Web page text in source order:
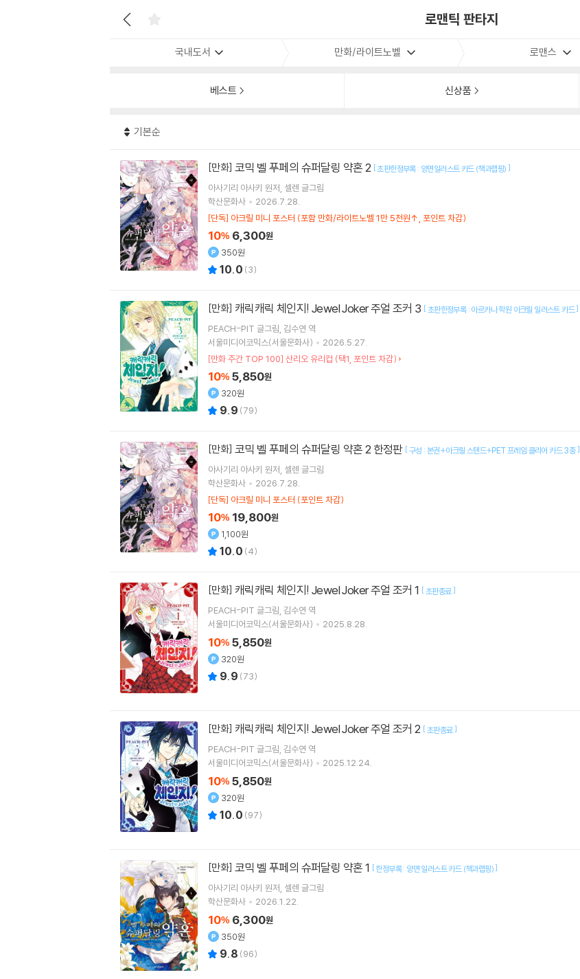
로맨틱 판타지
국내도서 만화/라이트노벨 로맨스
베스트 신상품
기본순
[만화] 코믹 벨 푸페의 슈퍼달링 약혼 2 [초판한정부록 : 양면일러스트 카드 (책과랩핑) ]
아사기리 아사키 원저 셀렌 글그림
학산문화사
2026.7.28.
[단독] 아크릴 미니 포스터 (포함 만화/라이트노벨 1만 5천원↑, 포인트 차감)
10% 6,300원
350원
10.0 (3)
[만화] 캐릭캐릭 체인지! Jewel Joker 주얼 조커 3 [초판한정부록 : 아르카나 학원 아크릴 일러스트 카드]
PEACH-PIT 글그림 김수연 역
서울미디어코믹스(서울문화사)
2026.5.27.
[만화 주간 TOP 100] 산리오 유리컵 (택1, 포인트 차감)
10% 5,850원
320원
9.9 (79)
[만화] 코믹 벨 푸페의 슈퍼달링 약혼 2 한정판 [구성 : 본권+아크릴 스탠드+PET 프레임 클리어 카드 3종]
아사기리 아사키 원저 셀렌 글그림
학산문화사
2026.7.28.
[단독] 아크릴 미니 포스터 (포인트 차감)
10% 19,800원
1,100원
10.0 (4)
[만화] 캐릭캐릭 체인지! Jewel Joker 주얼 조커 1 [초판종료]
PEACH-PIT 글그림 김수연 역
서울미디어코믹스(서울문화사)
2025.8.28.
10% 5,850원
320원
9.9 (73)
[만화] 캐릭캐릭 체인지! Jewel Joker 주얼 조커 2 [초판종료]
PEACH-PIT 글그림 김수연 역
서울미디어코믹스(서울문화사)
2025.12.24.
10% 5,850원
320원
10.0 (97)
[만화] 코믹 벨 푸페의 슈퍼달링 약혼 1 [한정부록 : 양면 일러스트 카드 (책과랩핑)]
아사기리 아사키 원저 셀렌 글그림
학산문화사
2026.1.22.
10% 6,300원
350원
9.8 (96)